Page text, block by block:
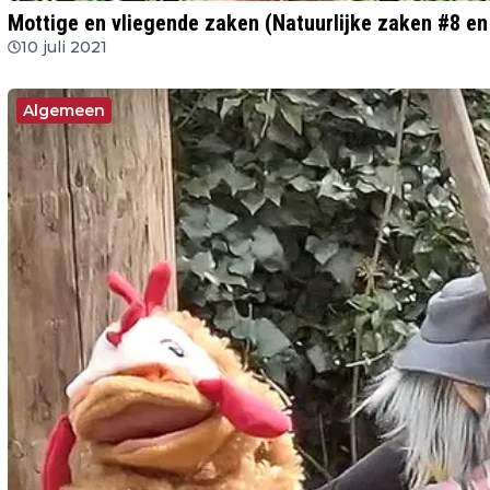
Mottige en vliegende zaken (Natuurlijke zaken #8
10 juli 2021
Algemeen